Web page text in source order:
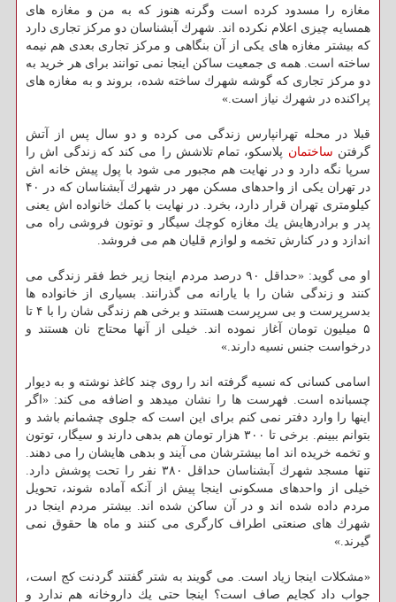
مغازه را مسدود كرده است وگرنه هنوز كه به من و مغازه های
همسایه چیزی اعلام نكرده اند. شهرك آبشناسان دو مركز تجاری دارد
كه بیشتر مغازه های یكی از آن بنگاهی و مركز تجاری بعدی هم نیمه
ساخته است. همه ی جمعیت ساكن اینجا نمی توانند برای هر خرید به
دو مركز تجاری كه گوشه شهرك ساخته شده، بروند و به مغازه های
پراكنده در شهرك نیاز است.»
قبلا در محله تهرانپارس زندگی می كرده و دو سال پس از آتش
گرفتن ساختمان پلاسكو، تمام تلاشش را می كند كه زندگی اش را
سرپا نگه دارد و در نهایت هم مجبور می شود با پول پیش خانه اش
در تهران یكی از واحدهای مسكن مهر در شهرك آبشناسان كه در ۴۰
كیلومتری تهران قرار دارد، بخرد. در نهایت با كمك خانواده اش یعنی
پدر و برادرهایش یك مغازه كوچك سیگار و توتون فروشی راه می
اندازد و در كنارش تخمه و لوازم قلیان هم می فروشد.
او می گوید: «حداقل ۹۰ درصد مردم اینجا زیر خط فقر زندگی می
كنند و زندگی شان را با یارانه می گذرانند. بسیاری از خانواده ها
بدسرپرست و بی سرپرست هستند و برخی هم زندگی شان را با ۴ تا
۵ میلیون تومان آغاز نموده اند. خیلی از آنها محتاج نان هستند و
درخواست جنس نسیه دارند.»
اسامی كسانی كه نسیه گرفته اند را روی چند كاغذ نوشته و به دیوار
چسبانده است. فهرست ها را نشان میدهد و اضافه می كند: «اگر
اینها را وارد دفتر نمی كنم برای این است كه جلوی چشمانم باشد و
بتوانم ببینم. برخی تا ۳۰۰ هزار تومان هم بدهی دارند و سیگار، توتون
و تخمه خریده اند اما بیشترشان می آیند و بدهی هایشان را می دهند.
تنها مسجد شهرك آبشناسان حداقل ۳۸۰ نفر را تحت پوشش دارد.
خیلی از واحدهای مسكونی اینجا پیش از آنكه آماده شوند، تحویل
مردم داده شده اند و در آن ساكن شده اند. بیشتر مردم اینجا در
شهرك های صنعتی اطراف كارگری می كنند و ماه ها حقوق نمی
گیرند.»
«مشكلات اینجا زیاد است. می گویند به شتر گفتند گردنت كج است،
جواب داد كجایم صاف است؟ اینجا حتی یك داروخانه هم ندارد و